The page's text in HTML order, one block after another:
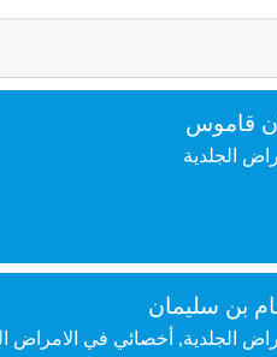
قاموس
الجلدية
بن سليمان
الجلدية, أخصائي في الامراض